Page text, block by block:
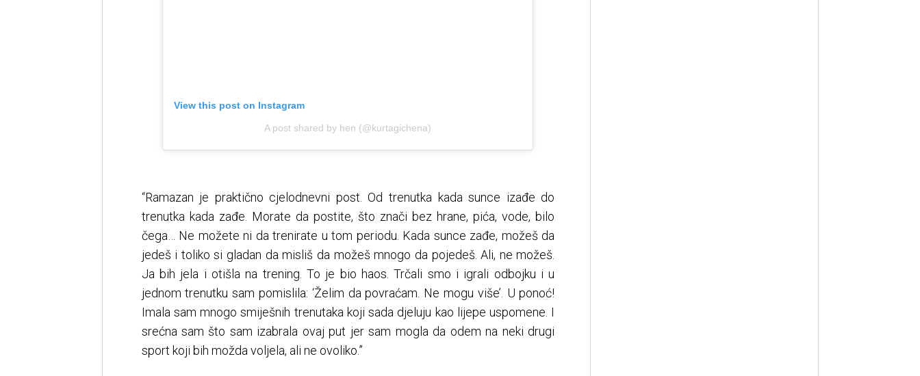
View this post on Instagram
A post shared by hen (@kurtagichena)
“Ramazan je praktično cjelodnevni post. Od trenutka kada sunce izađe do
trenutka kada zađe. Morate da postite, što znači bez hrane, pića, vode, bilo
čega… Ne možete ni da trenirate u tom periodu. Kada sunce zađe, možeš da
jedeš i toliko si gladan da misliš da možeš mnogo da pojedeš. Ali, ne možeš.
Ja bih jela i otišla na trening. To je bio haos. Trčali smo i igrali odbojku i u
jednom trenutku sam pomislila: ‘Želim da povraćam. Ne mogu više’. U ponoć!
Imala sam mnogo smiješnih trenutaka koji sada djeluju kao lijepe uspomene. I
srećna sam što sam izabrala ovaj put jer sam mogla da odem na neki drugi
sport koji bih možda voljela, ali ne ovoliko.”